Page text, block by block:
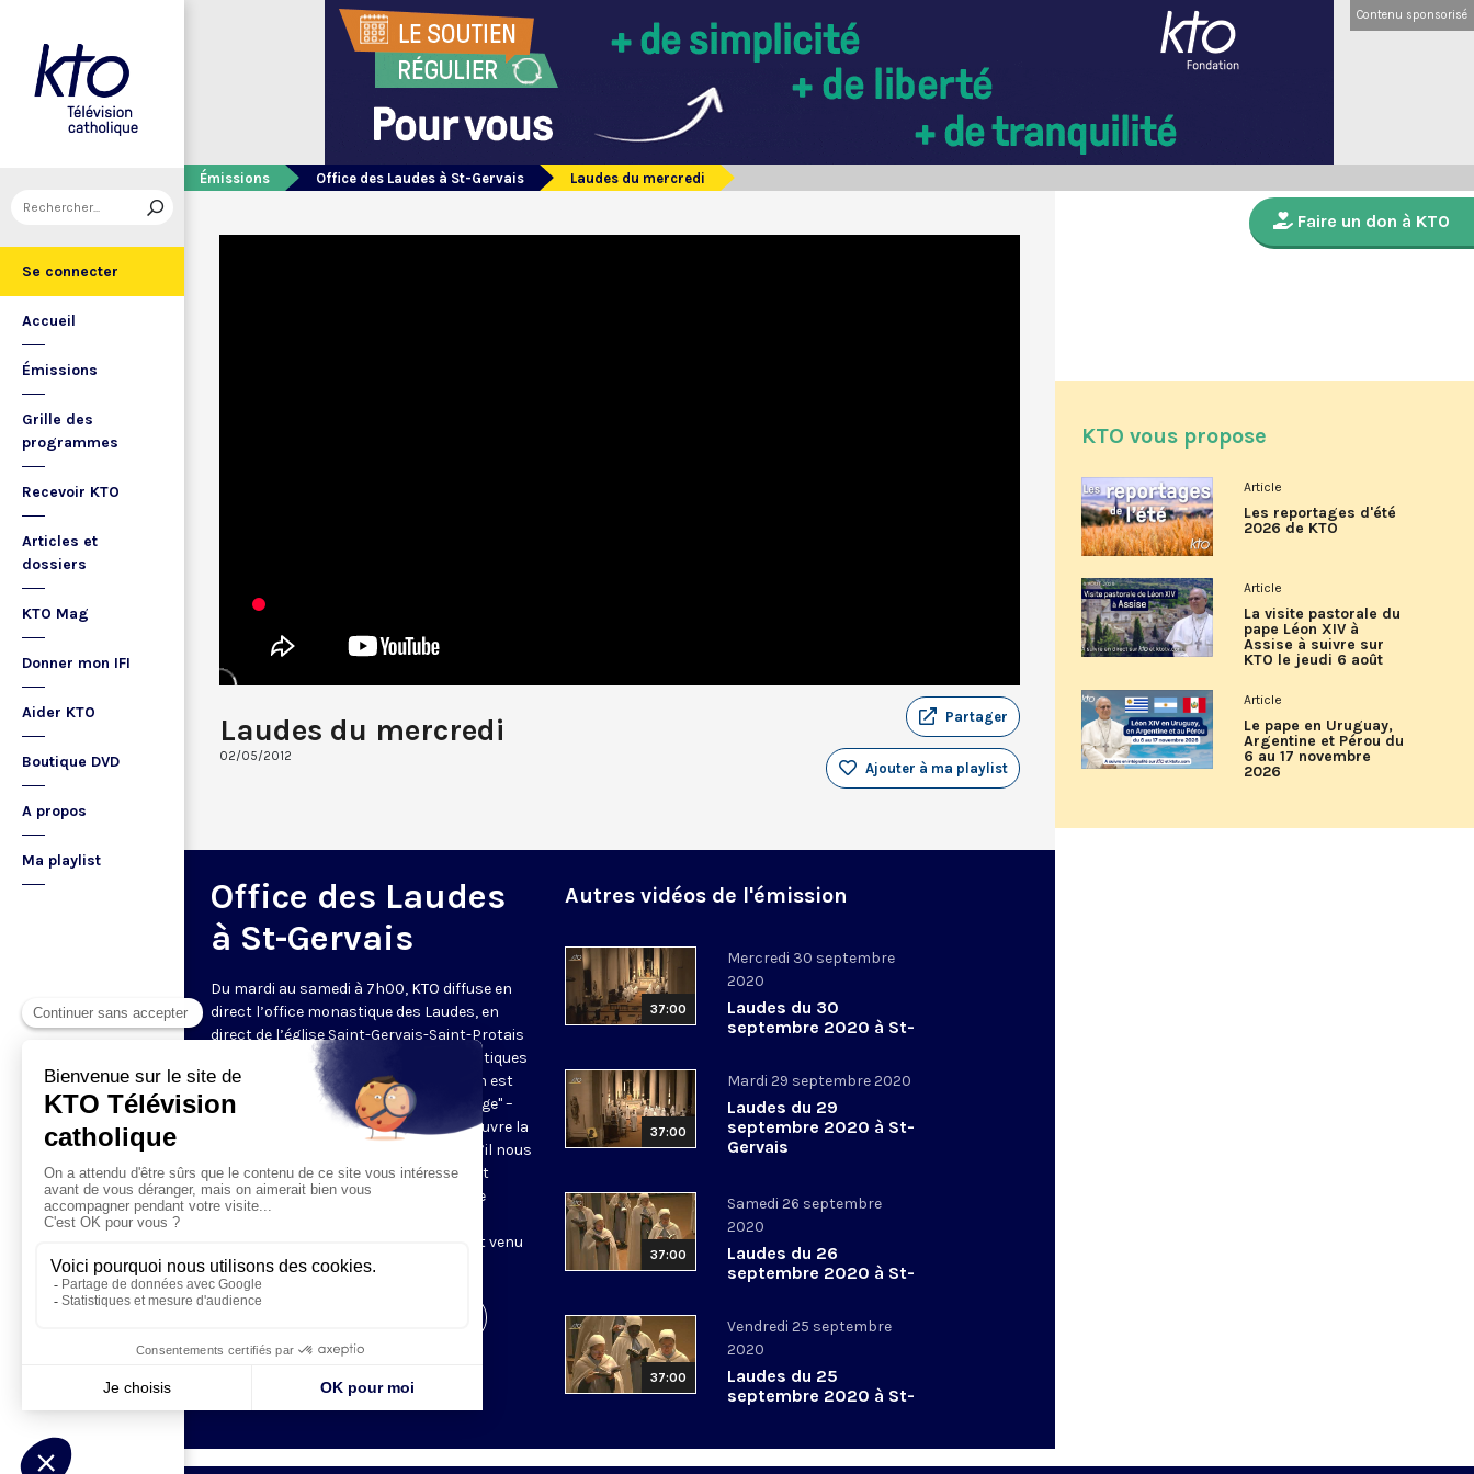
Se connecter
Accueil
Émissions
Grille des
programmes
Recevoir KTO
Articles et
dossiers
KTO Mag
Donner mon IFI
Aider KTO
Boutique DVD
A propos
Ma playlist
Contenu sponsorisé
Émissions Office des Laudes à St-Gervais Laudes du mercredi
Laudes du mercredi
02/05/2012
Partager
Ajouter à ma playlist
Office des Laudes
à St-Gervais
Du mardi au samedi à 7h00, KTO diffuse en
direct l’office monastique des Laudes, en
direct de l’église Saint-Gervais-Saint-Protais
(Paris IVe), avec les Fraternités Monastiques
de Jérusalem. Les Laudes – dont le nom est
dérivé du terme latin qui signifie "louange" –
sont d’abord la prière de louange qui ouvre la
journée pour remercier Dieu du don qu’il nous
fait de ce jour nouveau, et le placer tout
entier sous son regard. Mais son heure
Résurrection du Seigneur, "soleil levant venu
nous visiter" (Lc 1,28).
Autres vidéos de l'émission
37:00
Mercredi 30 septembre
2020
Laudes du 30
septembre 2020 à St-
37:00
Mardi 29 septembre 2020
Laudes du 29
septembre 2020 à St-
Gervais
37:00
Samedi 26 septembre
2020
Laudes du 26
septembre 2020 à St-
37:00
Vendredi 25 septembre
2020
Laudes du 25
septembre 2020 à St-
Faire un don à KTO
KTO vous propose
Article
Les reportages d'été
2026 de KTO
Article
La visite pastorale du
pape Léon XIV à
Assise à suivre sur
KTO le jeudi 6 août
Article
Le pape en Uruguay,
Argentine et Pérou du
6 au 17 novembre
2026